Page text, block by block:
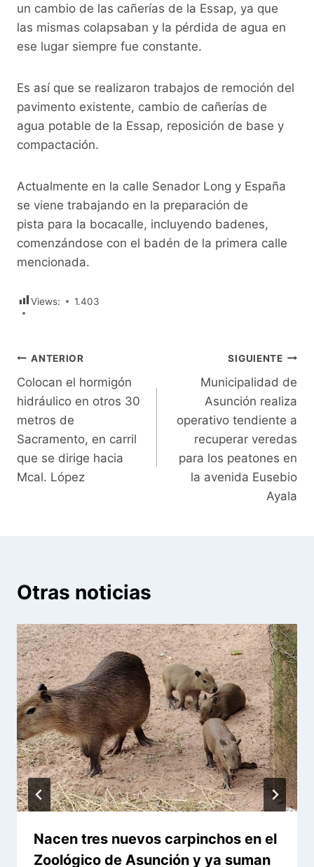
un cambio de las cañerías de la Essap, ya que
las mismas colapsaban y la pérdida de agua en
ese lugar siempre fue constante.
Es así que se realizaron trabajos de remoción del
pavimento existente, cambio de cañerías de
agua potable de la Essap, reposición de base y
compactación.
Actualmente en la calle Senador Long y España
se viene trabajando en la preparación de
pista para la bocacalle, incluyendo badenes,
comenzándose con el badén de la primera calle
mencionada.
Views: 1.403
Navegación
de
entradas
ANTERIOR
Colocan el hormigón
hidráulico en otros 30
metros de
Sacramento, en carril
que se dirige hacia
Mcal. López
SIGUIENTE
Municipalidad de
Asunción realiza
operativo tendiente a
recuperar veredas
para los peatones en
la avenida Eusebio
Ayala
Otras noticias
Nacen tres nuevos carpinchos en el
Zoológico de Asunción y ya suman